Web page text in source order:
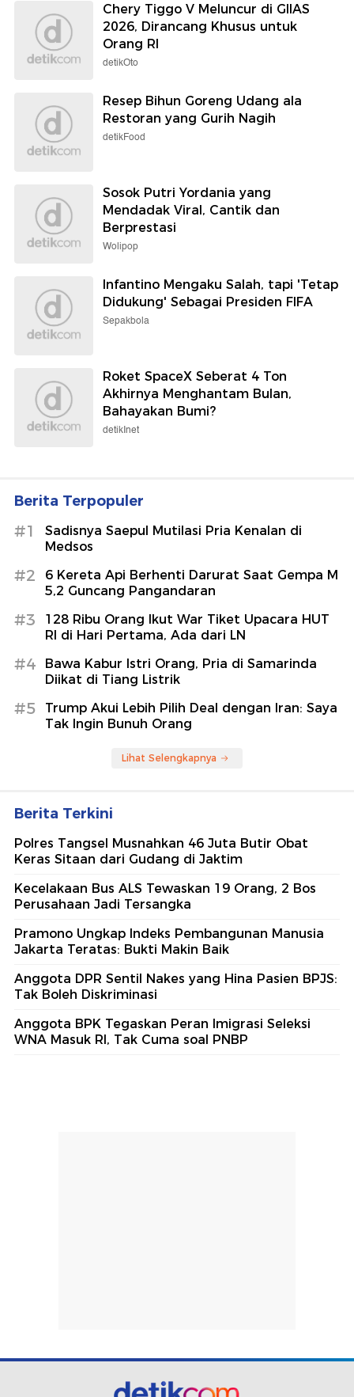
Chery Tiggo V Meluncur di GIIAS
2026, Dirancang Khusus untuk
Orang RI
detikOto
Resep Bihun Goreng Udang ala
Restoran yang Gurih Nagih
detikFood
Sosok Putri Yordania yang
Mendadak Viral, Cantik dan
Berprestasi
Wolipop
Infantino Mengaku Salah, tapi 'Tetap
Didukung' Sebagai Presiden FIFA
Sepakbola
Roket SpaceX Seberat 4 Ton
Akhirnya Menghantam Bulan,
Bahayakan Bumi?
detikInet
Berita Terpopuler
#1
Sadisnya Saepul Mutilasi Pria Kenalan di
Medsos
#2
6 Kereta Api Berhenti Darurat Saat Gempa M
5,2 Guncang Pangandaran
#3
128 Ribu Orang Ikut War Tiket Upacara HUT
RI di Hari Pertama, Ada dari LN
#4
Bawa Kabur Istri Orang, Pria di Samarinda
Diikat di Tiang Listrik
#5
Trump Akui Lebih Pilih Deal dengan Iran: Saya
Tak Ingin Bunuh Orang
Lihat Selengkapnya
Berita Terkini
Polres Tangsel Musnahkan 46 Juta Butir Obat
Keras Sitaan dari Gudang di Jaktim
Kecelakaan Bus ALS Tewaskan 19 Orang, 2 Bos
Perusahaan Jadi Tersangka
Pramono Ungkap Indeks Pembangunan Manusia
Jakarta Teratas: Bukti Makin Baik
Anggota DPR Sentil Nakes yang Hina Pasien BPJS:
Tak Boleh Diskriminasi
Anggota BPK Tegaskan Peran Imigrasi Seleksi
WNA Masuk RI, Tak Cuma soal PNBP